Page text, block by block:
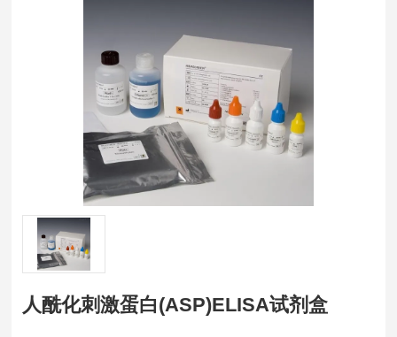
人酰化刺激蛋白(ASP)ELISA试剂盒